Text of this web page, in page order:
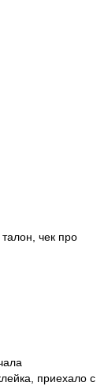
чек про
приехало с